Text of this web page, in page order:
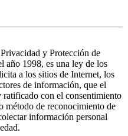
y Protección de
año 1998, es una ley de los
a los sitios de Internet, los
de información, que el
ratificado con el consentimiento
método de reconocimiento de
información personal